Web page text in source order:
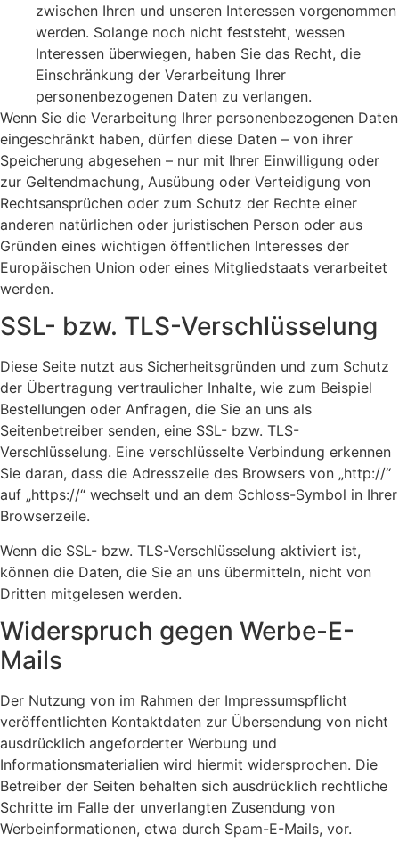
zwischen Ihren und unseren Interessen vorgenommen
werden. Solange noch nicht feststeht, wessen
Interessen überwiegen, haben Sie das Recht, die
Einschränkung der Verarbeitung Ihrer
personenbezogenen Daten zu verlangen.
Wenn Sie die Verarbeitung Ihrer personenbezogenen Daten
eingeschränkt haben, dürfen diese Daten – von ihrer
Speicherung abgesehen – nur mit Ihrer Einwilligung oder
zur Geltendmachung, Ausübung oder Verteidigung von
Rechtsansprüchen oder zum Schutz der Rechte einer
anderen natürlichen oder juristischen Person oder aus
Gründen eines wichtigen öffentlichen Interesses der
Europäischen Union oder eines Mitgliedstaats verarbeitet
werden.
SSL- bzw. TLS-Verschlüsselung
Diese Seite nutzt aus Sicherheitsgründen und zum Schutz
der Übertragung vertraulicher Inhalte, wie zum Beispiel
Bestellungen oder Anfragen, die Sie an uns als
Seitenbetreiber senden, eine SSL- bzw. TLS-
Verschlüsselung. Eine verschlüsselte Verbindung erkennen
Sie daran, dass die Adresszeile des Browsers von „http://“
auf „https://“ wechselt und an dem Schloss-Symbol in Ihrer
Browserzeile.
Wenn die SSL- bzw. TLS-Verschlüsselung aktiviert ist,
können die Daten, die Sie an uns übermitteln, nicht von
Dritten mitgelesen werden.
Widerspruch gegen Werbe-E-
Mails
Der Nutzung von im Rahmen der Impressumspflicht
veröffentlichten Kontaktdaten zur Übersendung von nicht
ausdrücklich angeforderter Werbung und
Informationsmaterialien wird hiermit widersprochen. Die
Betreiber der Seiten behalten sich ausdrücklich rechtliche
Schritte im Falle der unverlangten Zusendung von
Werbeinformationen, etwa durch Spam-E-Mails, vor.